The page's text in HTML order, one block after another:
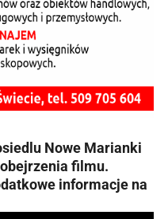
Nowe Marianki
filmu.
informacje na